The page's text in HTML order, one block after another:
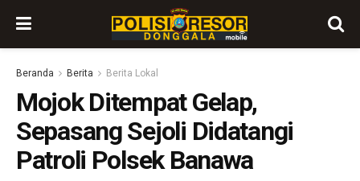
Beranda Berita Berita Lokal
Mojok Ditempat Gelap,
Sepasang Sejoli Didatangi
Patroli Polsek Banawa